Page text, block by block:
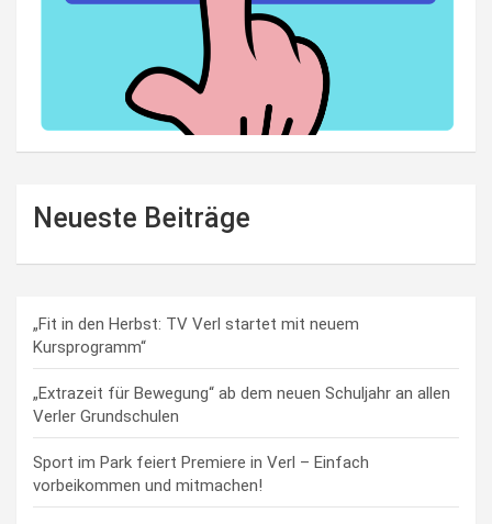
Neueste Beiträge
„Fit in den Herbst: TV Verl startet mit neuem
Kursprogramm“
„Extrazeit für Bewegung“ ab dem neuen Schuljahr an allen
Verler Grundschulen
Sport im Park feiert Premiere in Verl – Einfach
vorbeikommen und mitmachen!